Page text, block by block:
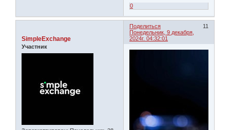
0
Поделиться
11
Понедельник, 9 декабря,
2024г. 04:32:01
SimpleExchange
Участник